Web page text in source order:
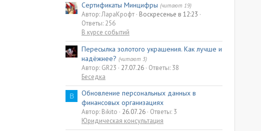
Сертификаты Минцифры (читают 19)
Автор: ЛараКрофт Воскресенье в 12:23
Ответы: 256
В курсе событий
Пересылка золотого украшения. Как лучше и
надёжнее? (читают 3)
Автор: GR23 27.07.26 Ответы: 38
Беседка
B
Обновление персональных данных в
финансовых организациях
Автор: Bikito 26.07.26 Ответы: 3
Юридическая консультация